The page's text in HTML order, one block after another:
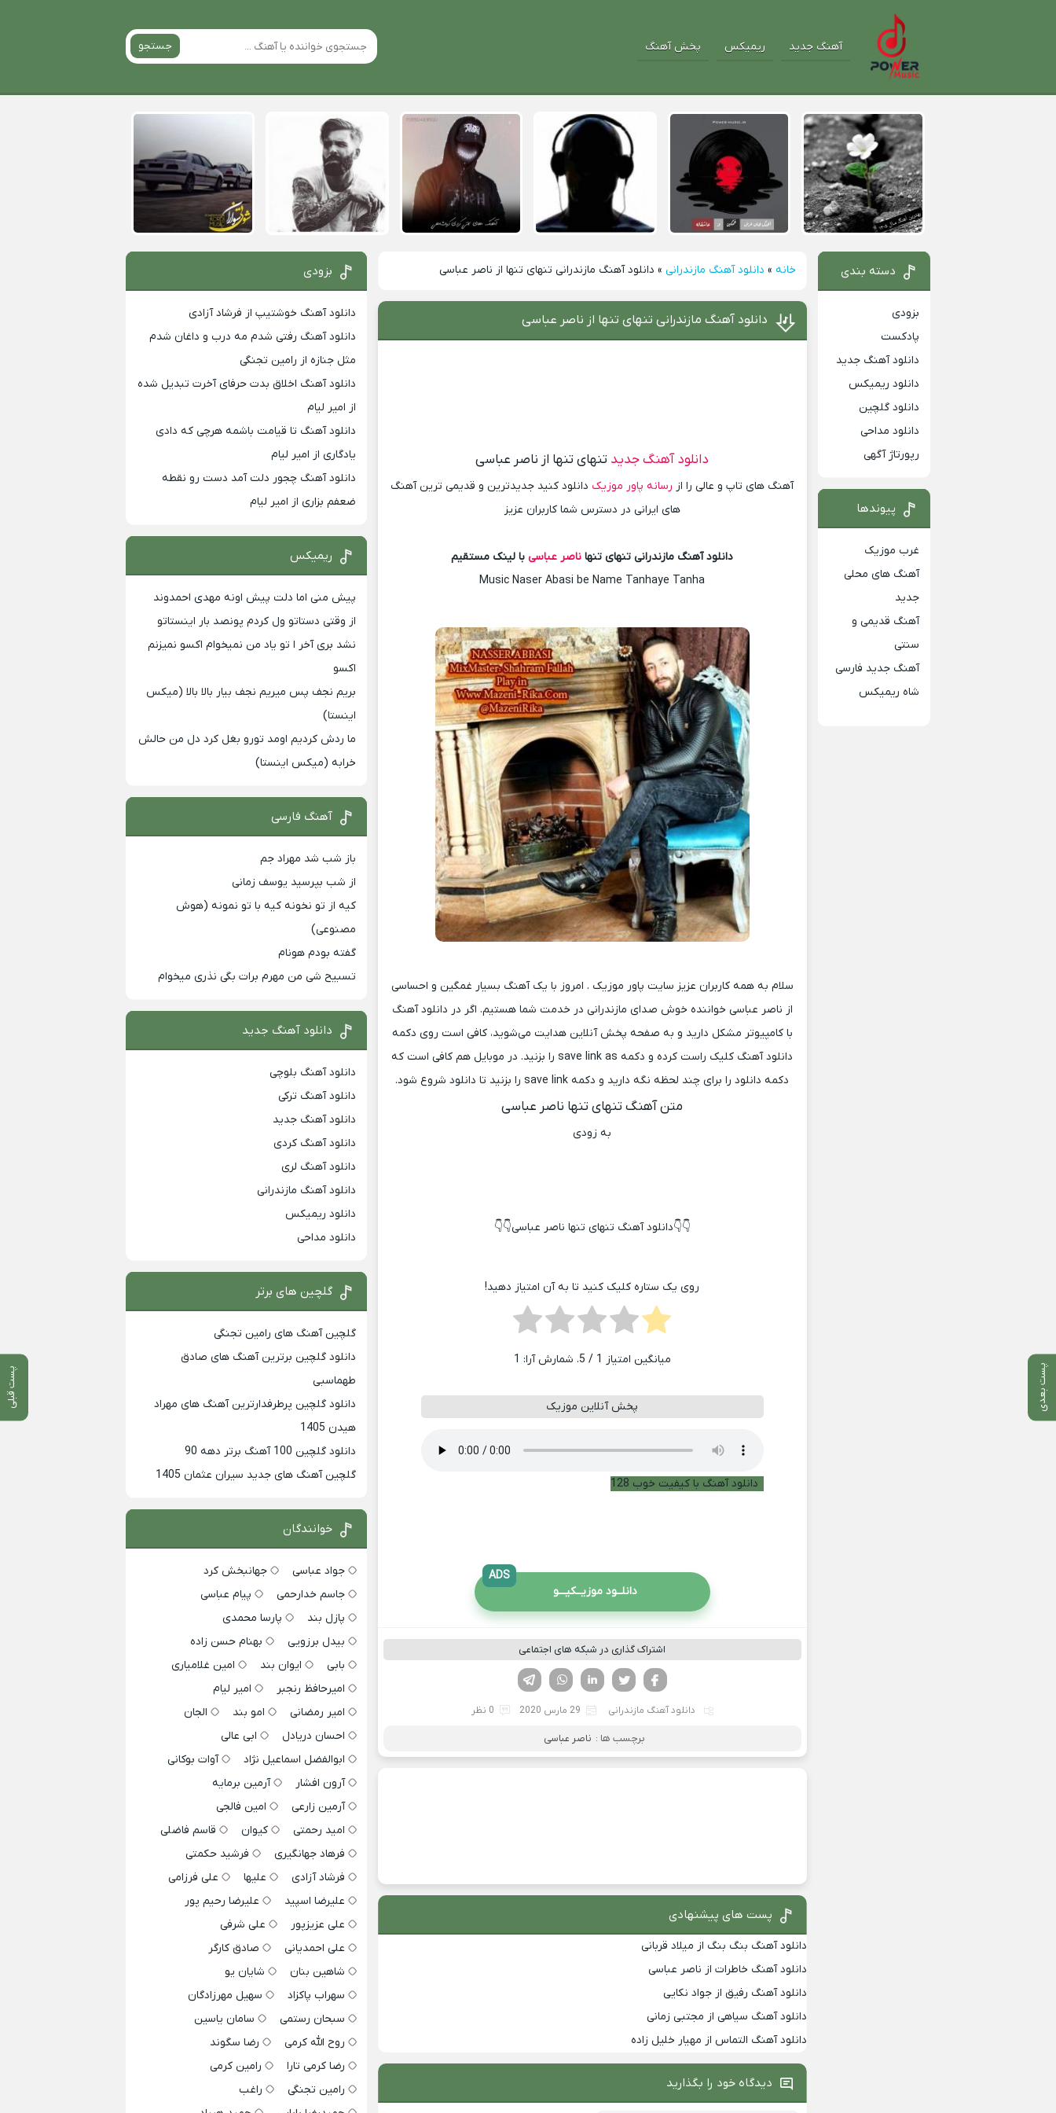
آهنگ جدید ریمیکس پخش آهنگ جستجو
خانه » دانلود آهنگ مازندرانی » دانلود آهنگ مازندرانی تنهای تنها از ناصر عباسی
پست بعدی پست قبلی
دانلود آهنگ مازندرانی تنهای تنها از ناصر عباسی
دانلود آهنگ جدید تنهای تنها از ناصر عباسی
آهنگ های تاپ و عالی را از رسانه پاور موزیک دانلود کنید جدیدترین و قدیمی ترین آهنگ
های ایرانی در دسترس شما کاربران عزیز
دانلود آهنگ مازندرانی تنهای تنها ناصر عباسی با لینک مستقیم
Music Naser Abasi be Name Tanhaye Tanha
سلام به همه کاربران عزیز سایت پاور موزیک . امروز با یک آهنگ بسیار غمگین و احساسی
از ناصر عباسی خواننده خوش صدای مازندرانی در خدمت شما هستیم. اگر در دانلود آهنگ
با کامپیوتر مشکل دارید و به صفحه پخش آنلاین هدایت می‌شوید، کافی است روی دکمه
دانلود آهنگ کلیک راست کرده و دکمه save link as را بزنید. در موبایل هم کافی است که
دکمه دانلود را برای چند لحظه نگه دارید و دکمه save link را بزنید تا دانلود شروع شود.
متن آهنگ تنهای تنها ناصر عباسی
به زودی
👇👇دانلود آهنگ تنهای تنها ناصر عباسی👇👇
روی یک ستاره کلیک کنید تا به آن امتیاز دهید!
میانگین امتیاز 1 / 5. شمارش آرا: 1
پخش آنلاین موزیک
دانلود آهنگ با کیفیت خوب 128
دانلــود موزیــکیـــو
ADS
اشتراک گذاری در شبکه های اجتماعی
لینکدین تویتر
فیسوک
دانلود آهنگ مازندرانی 29 مارس 2020 0 نظر
برچسب ها : ناصر عباسی
پست های پیشنهادی
دانلود آهنگ بنگ بنگ از میلاد قربانی
دانلود آهنگ خاطرات از ناصر عباسی
دانلود آهنگ رفیق از جواد نکایی
دانلود آهنگ سیاهی از مجتبی زمانی
دانلود آهنگ التماس از مهیار خلیل زاده
دیدگاه خود را بگذارید
دسته بندی
بزودی
پادکست
دانلود آهنگ جدید
دانلود ریمیکس
دانلود گلچین
دانلود مداحی
رپورتاژ آگهی
پیوندها
غرب موزیک
آهنگ های محلی
جدید
آهنگ قدیمی و
سنتی
آهنگ جدید فارسی
شاه ریمیکس
بزودی
دانلود آهنگ خوشتیپ از فرشاد آزادی
دانلود آهنگ رفتی شدم مه درب و داغان شدم
مثل جنازه از رامین تجنگی
دانلود آهنگ اخلاق بدت حرفای آخرت تبدیل شده
از امیر لیام
دانلود آهنگ تا قیامت باشمه هرچی که دادی
یادگاری از امیر لیام
دانلود آهنگ چجور دلت آمد دست رو نقطه
ضعفم بزاری از امیر لیام
ریمیکس
پیش منی اما دلت پیش اونه مهدی احمدوند
از وقتی دستاتو ول کردم پونصد بار اینستاتو
نشد بری آخر ا تو یاد من نمیخوام اکسو نمیزنم
اکسو
بریم نجف پس میریم نجف بیار بالا بالا (میکس
اینستا)
ما ردش کردیم اومد تورو بغل کرد دل من حالش
خرابه (میکس اینستا)
آهنگ فارسی
باز شب شد مهراد جم
از شب بپرسید یوسف زمانی
کیه از تو نخونه کیه با تو نمونه (هوش
مصنوعی)
گفته بودم هونام
تسبیح شی من مهرم برات بگی نذری میخوام
دانلود آهنگ جدید
دانلود آهنگ بلوچی
دانلود آهنگ ترکی
دانلود آهنگ جدید
دانلود آهنگ کردی
دانلود آهنگ لری
دانلود آهنگ مازندرانی
دانلود ریمیکس
دانلود مداحی
گلچین های برتر
گلچین آهنگ های رامین تجنگی
دانلود گلچین برترین آهنگ های صادق
طهماسبی
دانلود گلچین پرطرفدارترین آهنگ های مهراد
هیدن 1405
دانلود گلچین 100 آهنگ برتر دهه 90
گلچین آهنگ های جدید سیران عثمان 1405
خوانندگان
جواد عباسی
جهانبخش کرد
جاسم خدارحمی
پیام عباسی
پازل بند
پارسا محمدی
بیدل برزویی
بهنام حسن زاده
بابی
ایوان بند
امین غلامیاری
امیرحافظ رنجبر
امیر لیام
امیر رمضانی
امو بند
الجان
احسان دریادل
ابی عالی
ابوالفضل اسماعیل نژاد
آوات بوکانی
آرون افشار
آرمین برمایه
آرمین زارعی
امین فالجی
امید رحمتی
کیوان
قاسم فاضلی
فرهاد جهانگیری
فرشید حکمتی
فرشاد آزادی
علیها
علی فرزامی
علیرضا اسپید
علیرضا رحیم پور
علی عزیزپور
علی شرفی
علی احمدیانی
صادق کارگر
شاهین بنان
شایان یو
سهراب پاکزاد
سهیل مهرزادگان
سبحان رستمی
سامان یاسین
روح الله کرمی
رضا سگوند
رضا کرمی تارا
رامین کرمی
رامین تجنگی
راغب